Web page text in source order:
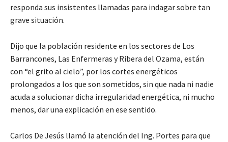
responda sus insistentes llamadas para indagar sobre tan
grave situación.
Dijo que la población residente en los sectores de Los
Barrancones, Las Enfermeras y Ribera del Ozama, están
con “el grito al cielo”, por los cortes energéticos
prolongados a los que son sometidos, sin que nada ni nadie
acuda a solucionar dicha irregularidad energética, ni mucho
menos, dar una explicación en ese sentido.
Carlos De Jesús llamó la atención del Ing. Portes para que